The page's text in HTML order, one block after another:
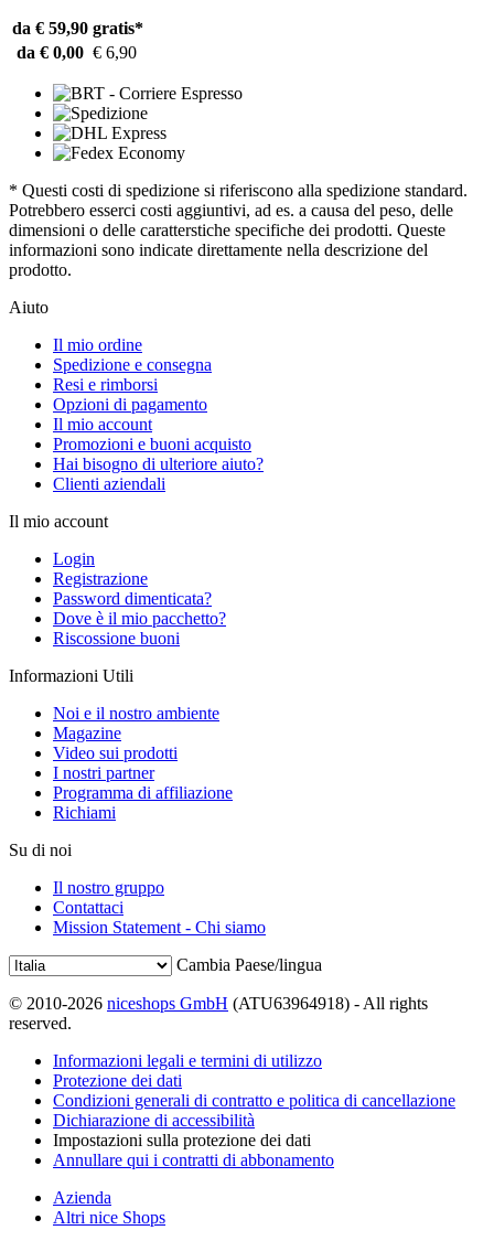
da € 59,90 gratis*
da € 0,00 € 6,90
* Questi costi di spedizione si riferiscono alla spedizione standard.
Potrebbero esserci costi aggiuntivi, ad es. a causa del peso, delle
dimensioni o delle caratterstiche specifiche dei prodotti. Queste
informazioni sono indicate direttamente nella descrizione del
prodotto.
Aiuto
Il mio ordine
Spedizione e consegna
Resi e rimborsi
Opzioni di pagamento
Il mio account
Promozioni e buoni acquisto
Hai bisogno di ulteriore aiuto?
Clienti aziendali
Il mio account
Login
Registrazione
Password dimenticata?
Dove è il mio pacchetto?
Riscossione buoni
Informazioni Utili
Noi e il nostro ambiente
Magazine
Video sui prodotti
I nostri partner
Programma di affiliazione
Richiami
Su di noi
Il nostro gruppo
Contattaci
Mission Statement - Chi siamo
Cambia Paese/lingua
© 2010-2026 niceshops GmbH (ATU63964918) - All rights
reserved.
Informazioni legali e termini di utilizzo
Protezione dei dati
Condizioni generali di contratto e politica di cancellazione
Dichiarazione di accessibilità
Impostazioni sulla protezione dei dati
Annullare qui i contratti di abbonamento
Azienda
Altri nice Shops